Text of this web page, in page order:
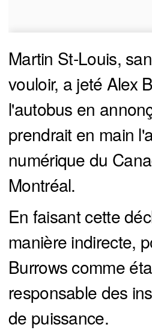
Martin St-Louis,
vouloir, a jeté Alex
l'autobus en
prendrait en main
numérique du
Montréal.
En faisant cette
manière indirecte,
Burrows comme
responsable des
de puissance.